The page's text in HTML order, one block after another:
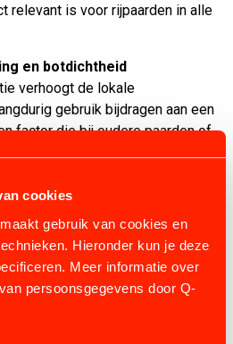
cookies
gebruik van cookies en
Hieronder kun je deze
Meer informatie over
persoonsgegevens door Q-
relevant is voor rijpaarden in alle
en botdichtheid
verhoogt de lokale
gebruik bijdragen aan een
factor die bij oudere paarden of
training of blessure
de Vitafloor metabole
voeren via verbeterde
Tijdens revalidatie biedt
actief te houden zonder